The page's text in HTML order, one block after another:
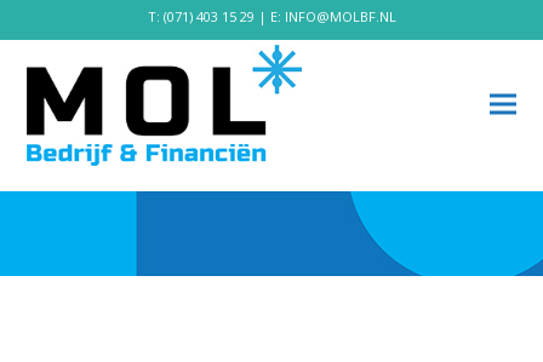
T: (071) 403 15 29 | E: INFO@MOLBF.NL